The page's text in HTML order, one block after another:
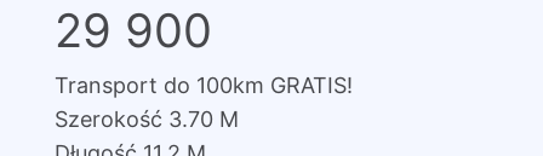
29 900
Transport do 100km GRATIS!
Szerokość 3.70 M